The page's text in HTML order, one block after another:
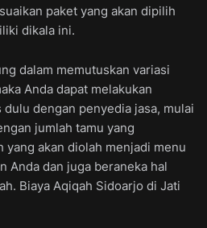
paket yang akan dipilih
dikala ini.
dalam memutuskan variasi
Anda dapat melakukan
dengan penyedia jasa, mulai
jumlah tamu yang
yang akan diolah menjadi menu
Anda dan juga beraneka hal
Biaya Aqiqah Sidoarjo di Jati